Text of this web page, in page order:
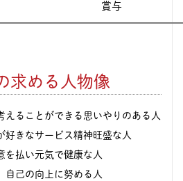
賞与
昇給
参考年収
円～ 固定給+賞与+各種手当 入社4
求める人物像
えることができる思いやりのある人
好きなサービス精神旺盛な人
を払い元気で健康な人
自己の向上に努める人